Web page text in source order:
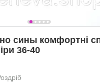
сины комфортні
36-40